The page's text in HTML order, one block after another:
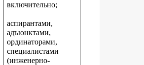
включительно;
аспирантами,
адъюнктами,
ординаторами,
специалистами
(инженерно-